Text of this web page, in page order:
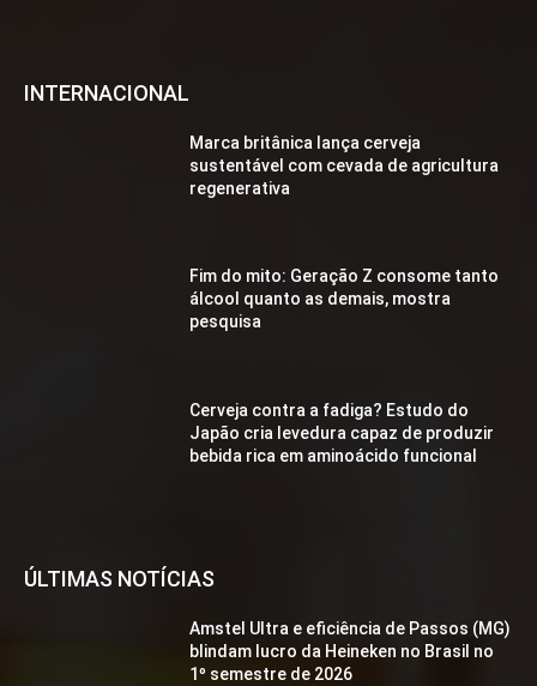
INTERNACIONAL
Marca britânica lança cerveja
sustentável com cevada de agricultura
regenerativa
Fim do mito: Geração Z consome tanto
álcool quanto as demais, mostra
pesquisa
Cerveja contra a fadiga? Estudo do
Japão cria levedura capaz de produzir
bebida rica em aminoácido funcional
ÚLTIMAS NOTÍCIAS
Amstel Ultra e eficiência de Passos (MG)
blindam lucro da Heineken no Brasil no
1º semestre de 2026